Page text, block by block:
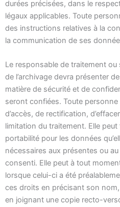
durées précisées, dans le
légaux applicables. Toute
des instructions relatives à la
la communication de ses
Le responsable de traitement
de l’archivage devra présenter
matière de sécurité et de
seront confiées. Toute
d’accès, de rectification,
limitation du traitement. Elle
portabilité pour les données
nécessaires aux présentes ou
consenti. Elle peut à tout
lorsque celui-ci a été
ces droits en précisant son
en joignant une copie recto-